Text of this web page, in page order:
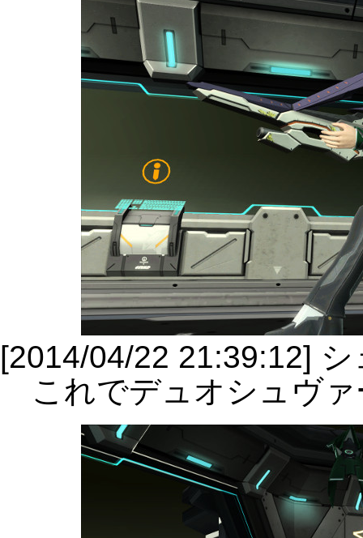
[2014/04/22 21:39:12]
これでデュオシュヴァ